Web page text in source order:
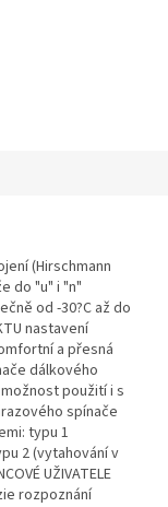
(Hirschmann
do "u" i "n"
od -30?C až do
nastavení
a přesná
dálkového
použití i s
spínače
typu 1
2 (vytahování v
UŽIVATELE
rozpoznání